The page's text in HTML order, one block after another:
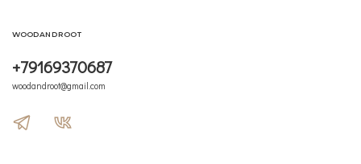
+79169370687
woodandroot@gmail.com
WOODANDROOT